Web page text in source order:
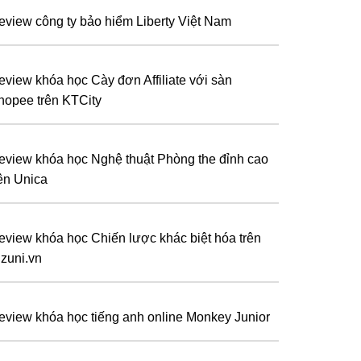
công ty bảo hiểm Liberty Việt Nam
khóa học Cày đơn Affiliate với sàn
trên KTCity
khóa học Nghệ thuật Phòng the đỉnh cao
Unica
khóa học Chiến lược khác biệt hóa trên
khóa học tiếng anh online Monkey Junior